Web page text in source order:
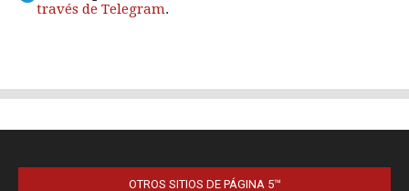
OTROS SITIOS DE PÁGINA 5™